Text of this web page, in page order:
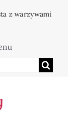
z warzywami